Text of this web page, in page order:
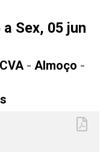
Sex, 05 jun
- Almoço -